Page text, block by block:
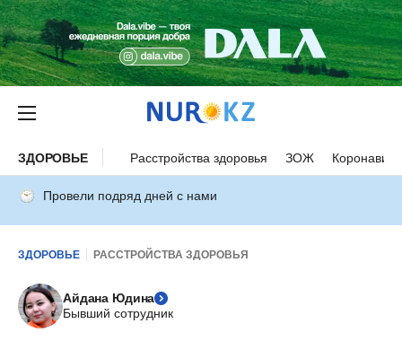
ЗДОРОВЬЕ Расстройства здоровья ЗОЖ
Провели подряд дней с нами
ЗДОРОВЬЕ РАССТРОЙСТВА ЗДОРОВЬЯ
Айдана Юдина
Бывший сотрудник